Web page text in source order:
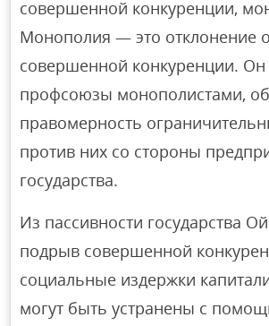
совершенной конкуренции,
Монополия — это отклонение
совершенной конкуренции. Он
профсоюзы монополистами,
правомерность
против них со стороны
государства.
Из пассивности государства
подрыв совершенной
социальные издержки
могут быть устранены с